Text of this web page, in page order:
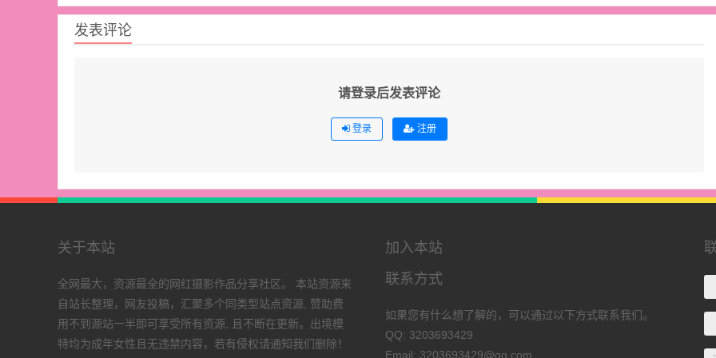
发表评论
请登录后发表评论
登录 注册
关于本站
全网最大，资源最全的网红摄影作品分享社区。 本站资源来
自站长整理，网友投稿，汇聚多个同类型站点资源, 赞助费
用不到源站一半即可享受所有资源, 且不断在更新。出境模
特均为成年女性且无违禁内容，若有侵权请通知我们删除！
加入本站
联系方式
如果您有什么想了解的，可以通过以下方式联系我们。
QQ: 3203693429
Email: 3203693429@qq.com